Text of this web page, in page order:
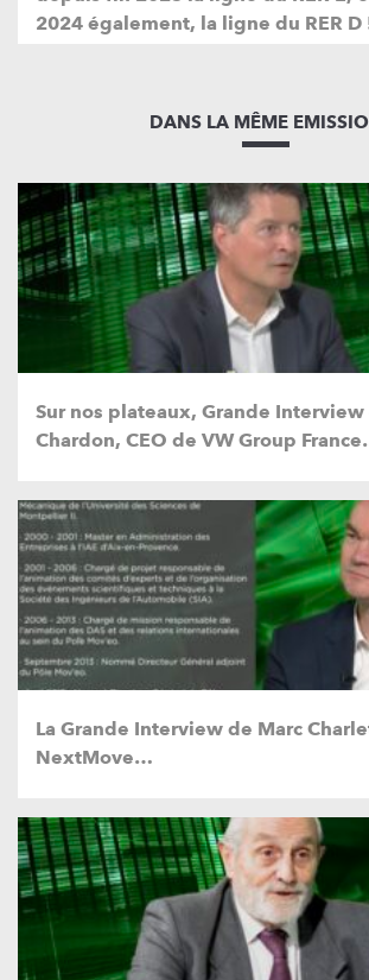
2024 également, la ligne du RER D
DANS LA MÊME
Sur nos plateaux, Grande
Chardon, CEO de VW Group
La Grande Interview de Marc
NextMove…